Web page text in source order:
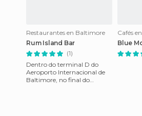
Restaurantes en Baltimore
Rum Island Bar
(1)
Dentro do terminal D do
Aeroporto Internacional de
Baltimore, no final do
Cafés
Blue